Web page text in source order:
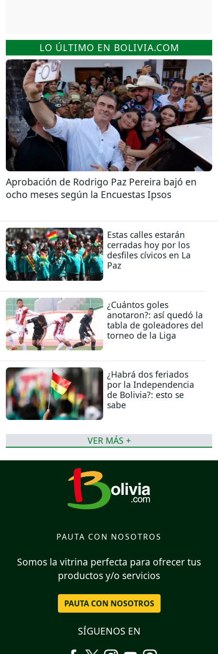
LO ÚLTIMO EN BOLIVIA.COM
Aprobación de Rodrigo Paz Pereira bajó en
ocho meses según la Encuestas Ipsos
Estas calles estarán
cerradas hoy por los
desfiles cívicos en La
Paz
¿Cuántos goles
anotaron?: así quedó la
tabla de goleadores del
torneo de la Liga
¿Habrá dos feriados
por la Independencia
de Bolivia?: esto se
sabe
VER MÁS +
PAUTA CON NOSOTROS
Somos la vitrina perfecta para ofrecer tus
productos y/o servicios
PAUTA CON NOSOTROS
SÍGUENOS EN